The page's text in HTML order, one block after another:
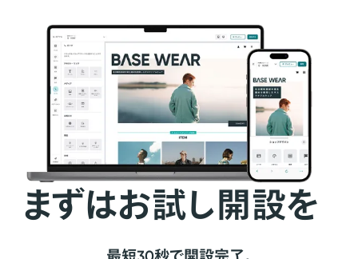
まずはお試し開設を